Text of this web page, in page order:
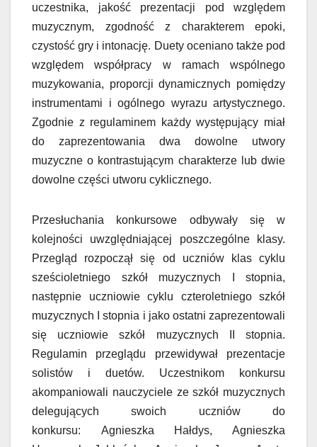
uczestnika, jakość prezentacji pod względem
muzycznym, zgodność z charakterem epoki,
czystość gry i intonację. Duety oceniano także pod
względem współpracy w ramach wspólnego
muzykowania, proporcji dynamicznych pomiędzy
instrumentami i ogólnego wyrazu artystycznego.
Zgodnie z regulaminem każdy występujący miał
do zaprezentowania dwa dowolne utwory
muzyczne o kontrastującym charakterze lub dwie
dowolne części utworu cyklicznego.
Przesłuchania konkursowe odbywały się w
kolejności uwzględniającej poszczególne klasy.
Przegląd rozpoczął się od uczniów klas cyklu
sześcioletniego szkół muzycznych I stopnia,
następnie uczniowie cyklu czteroletniego szkół
muzycznych I stopnia i jako ostatni zaprezentowali
się uczniowie szkół muzycznych II stopnia.
Regulamin przeglądu przewidywał prezentacje
solistów i duetów. Uczestnikom konkursu
akompaniowali nauczyciele ze szkół muzycznych
delegujących swoich uczniów do
konkursu: Agnieszka Hałdys, Agnieszka